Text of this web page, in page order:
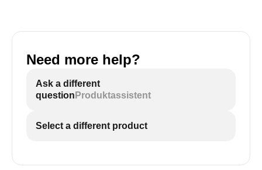
Need more help?
Ask a different
question Produktassistent
Select a different product